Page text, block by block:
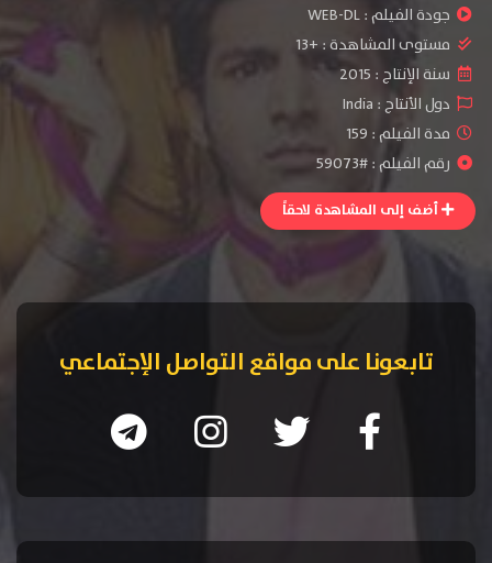
جودة الفيلم :WEB-DL
مستوى المشاهدة : +13
سنة الإنتاج : 2015
دول الأنتاج : India
مدة الفيلم : 159
رقم الفيلم : #59073
أضف إلى المشاهدة لاحقاً
تابعونا على مواقع التواصل الإجتماعي